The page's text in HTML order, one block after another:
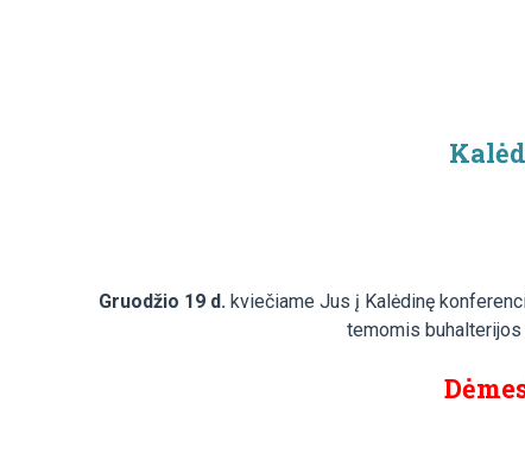
Gruodžio 19 d.kviečiame Jus į Kalėdinę
temomis